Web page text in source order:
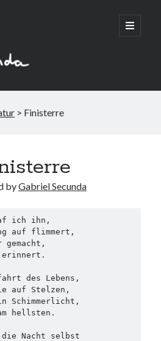
> Finisterre
byGabriel Secunda
ich ihn,
auf flimmert,
erinnert.
des Lebens,
auf Stelzen,
Schimmerlicht,
hellsten.
Nacht selbst